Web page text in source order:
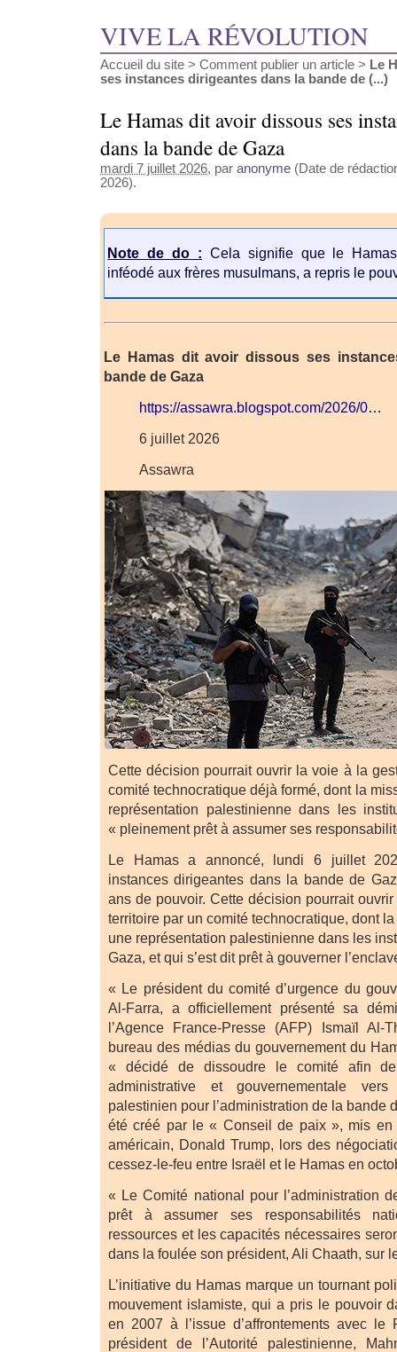
VIVE LA RÉVOLUTION
Accueil du site > Comment publier un article > Le
ses instances dirigeantes dans la bande de (...)
Le Hamas dit avoir dissous ses
dans la bande de Gaza
mardi 7 juillet 2026, par anonyme (Date de
2026).
Note de do : Cela signifie que le
inféodé aux frères musulmans, a repris le
Le Hamas dit avoir dissous ses
bande de Gaza
https://assawra.blogspot.com/2026/0…
6 juillet 2026
Assawra
Cette décision pourrait ouvrir la voie à la
comité technocratique déjà formé, dont la
représentation palestinienne dans les
« pleinement prêt à assumer ses
Le Hamas a annoncé, lundi 6 juillet
instances dirigeantes dans la bande de
ans de pouvoir. Cette décision pourrait
territoire par un comité technocratique, dont
une représentation palestinienne dans les
Gaza, et qui s’est dit prêt à gouverner
« Le président du comité d’urgence du
Al-Farra, a officiellement présenté sa
l’Agence France-Presse (AFP) Ismaïl Al-
bureau des médias du gouvernement du
« décidé de dissoudre le comité afin
administrative et gouvernementale
palestinien pour l’administration de la bande
été créé par le « Conseil de paix », mis en
américain, Donald Trump, lors des
cessez-le-feu entre Israël et le Hamas en
« Le Comité national pour l’administration
prêt à assumer ses responsabilités
ressources et les capacités nécessaires
dans la foulée son président, Ali Chaath, sur
L’initiative du Hamas marque un tournant
mouvement islamiste, qui a pris le pouvoir
en 2007 à l’issue d’affrontements avec le
président de l’Autorité palestinienne,